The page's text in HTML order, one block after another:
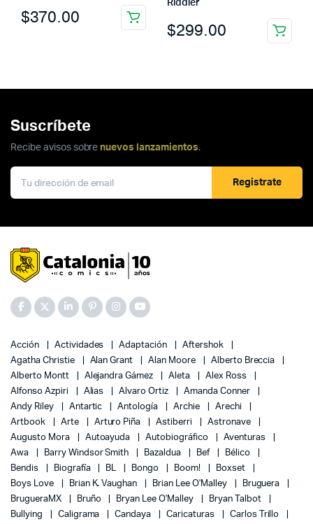
$370.00
Riddler
$299.00
Suscríbete
Recibe avisos sobre nuevos lanzamientos.
Registrate
Acción Actividades Adaptación
Aftershok
Agatha Christie
Alan Grant Alan Moore
Alberto Breccia
Alberto Montt
Alejandra Gámez Aleta
Alex Ross
Alfonso Azpiri
Alias Alvaro Ortiz
Amanda Conner
Andy Riley
Antartic Antología Archie
Arechi
Artbook
Arte Arturo Piña Astiberri
Astronave
Augusto Mora
Autoayuda Autobiográfico
Aventuras
Awa
Barry Windsor Smith Bazaldua Bef
Bélico
Bendis
Biografía BL Bongo Boom!
Boxset
Boys Love
Brian K. Vaughan Brian Lee O'Malley
Bruguera
BrugueraMX
Bruño Bryan Lee O'Malley
Bryan Talbot
Bullying
Caligrama Candaya Caricaturas
Carlos Trillo